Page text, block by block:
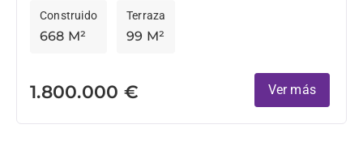
668 M²
Construido
99 M²
Terraza
1.800.000 € Ver más